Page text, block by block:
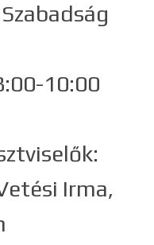
10:00
Irma,